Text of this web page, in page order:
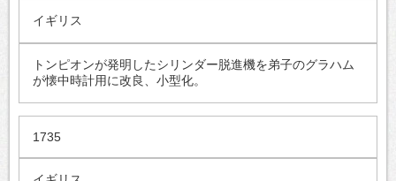
イギリス
トンピオンが発明したシリンダー脱進機を弟子のグラハム
が懐中時計用に改良、小型化。
1735